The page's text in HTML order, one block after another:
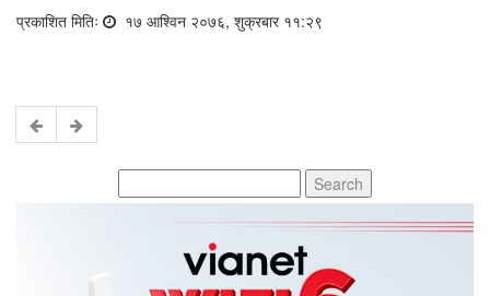
प्रकाशित मितिः १७ आश्विन २०७६, शुक्रबार ११:२९
for: